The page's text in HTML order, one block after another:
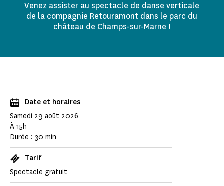
Venez assister au spectacle de danse verticale
de la compagnie Retouramont dans le parc du
château de Champs-sur-Marne !
Date et horaires
Samedi 29 août 2026
À 15h
Durée : 30 min
Tarif
Spectacle gratuit